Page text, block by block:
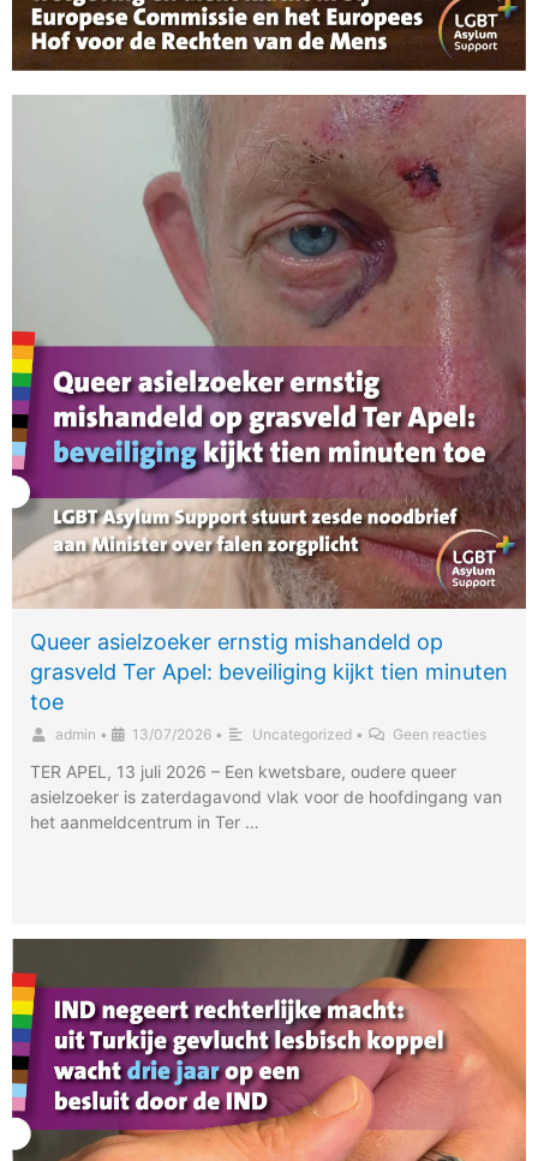
Queer asielzoeker ernstig mishandeld op
grasveld Ter Apel: beveiliging kijkt tien minuten
toe
admin • 13/07/2026 • Uncategorized • Geen reacties
TER APEL, 13 juli 2026 – Een kwetsbare, oudere queer
asielzoeker is zaterdagavond vlak voor de hoofdingang van
het aanmeldcentrum in Ter …